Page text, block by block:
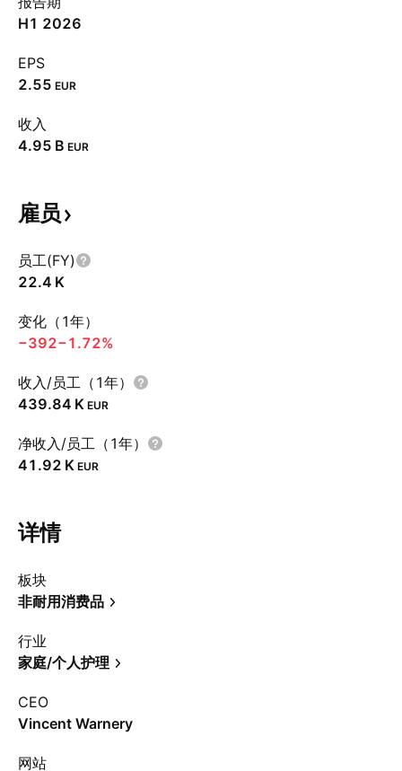
H1 2026
EPS
2.55 EUR
收入
‪4.95 B‬ EUR
雇员
员工(FY)
‪22.4 K‬
变化（1年）
−392−1.72%
收入/员工（1年）
‪439.84 K‬ EUR
净收入/员工（1年）
‪41.92 K‬ EUR
详情
板块
非耐用消费品
行业
家庭/个人护理
CEO
Vincent Warnery
网站